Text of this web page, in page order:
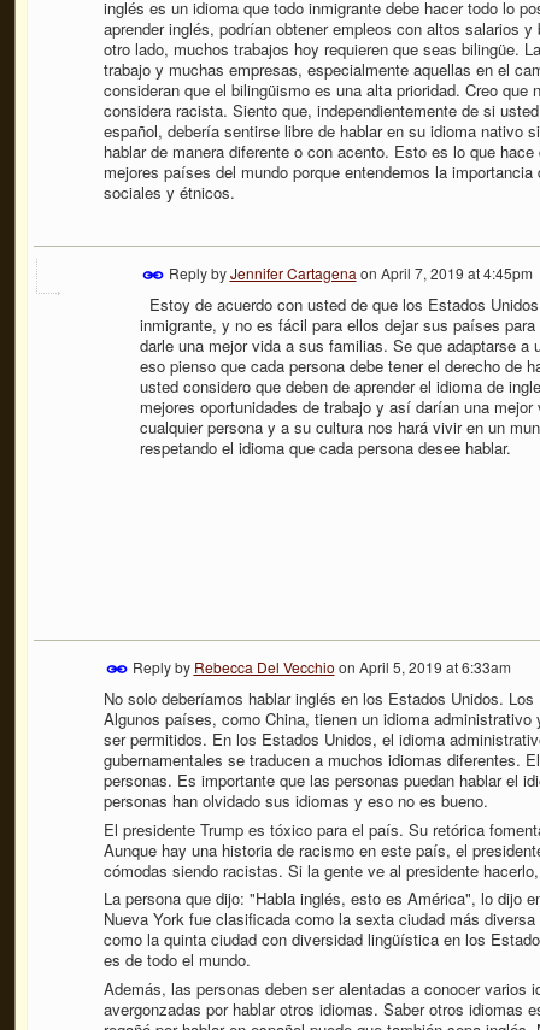
inglés es un idioma que todo inmigrante debe hacer todo lo
aprender inglés, podrían obtener empleos con altos salarios
otro lado, muchos trabajos hoy requieren que seas bilingüe.
trabajo y muchas empresas, especialmente aquellas en el
consideran que el bilingüismo es una alta prioridad. Creo que
considera racista. Siento que, independientemente de si
español, debería sentirse libre de hablar en su idioma nativo
hablar de manera diferente o con acento. Esto es lo que
mejores países del mundo porque entendemos la
sociales y étnicos.
Reply byJennifer Cartagena on April 7, 2019 at 4:45pm
Estoy de acuerdo con usted de que los Estados
inmigrante, y no es fácil para ellos dejar sus países
darle una mejor vida a sus familias. Se que adaptarse
eso pienso que cada persona debe tener el derecho de
usted considero que deben de aprender el idioma de
mejores oportunidades de trabajo y así darían una
cualquier persona y a su cultura nos hará vivir en un
respetando el idioma que cada persona desee hablar.
Reply by Rebecca Del Vecchio on April 5, 2019 at 6:33am
No solo deberíamos hablar inglés en los Estados Unidos.
Algunos países, como China, tienen un idioma
ser permitidos. En los Estados Unidos, el idioma
gubernamentales se traducen a muchos idiomas diferentes.
personas. Es importante que las personas puedan hablar el
personas han olvidado sus idiomas y eso no es bueno.
El presidente Trump es tóxico para el país. Su retórica
Aunque hay una historia de racismo en este país, el
cómodas siendo racistas. Si la gente ve al presidente
La persona que dijo: "Habla inglés, esto es América", lo dijo
Nueva York fue clasificada como la sexta ciudad más
como la quinta ciudad con diversidad lingüística en los
es de todo el mundo.
Además, las personas deben ser alentadas a conocer varios
avergonzadas por hablar otros idiomas. Saber otros idiomas